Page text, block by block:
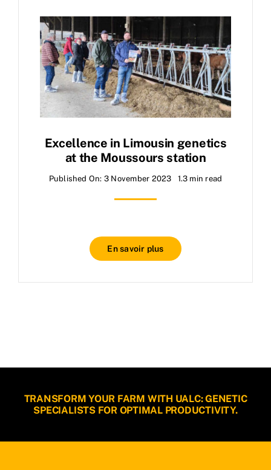
Excellence in Limousin genetics
at the Moussours station
Published On: 3 November 2023 1.3 min read
En savoir plus
TRANSFORM YOUR FARM WITH UALC: GENETIC
SPECIALISTS FOR OPTIMAL PRODUCTIVITY.